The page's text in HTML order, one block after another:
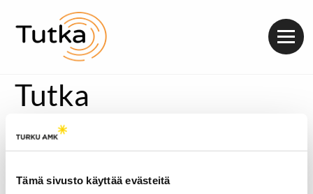
Tämä sivusto käyttää evästeitä
Tutka